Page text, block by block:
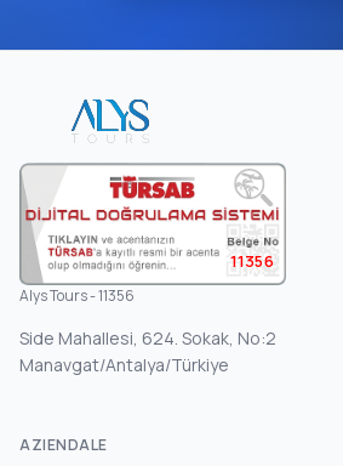
11356
Alys Tours - 11356
Side Mahallesi, 624. Sokak, No:2
Manavgat/Antalya/Türkiye
AZIENDALE